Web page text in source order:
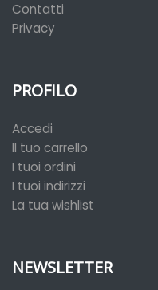
Contatti
Privacy
PROFILO
Accedi
Il tuo carrello
I tuoi ordini
I tuoi indirizzi
La tua wishlist
NEWSLETTER